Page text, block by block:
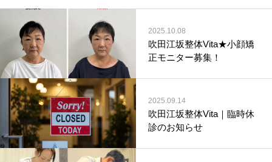
2025.10.08
吹田江坂整体Vita★小顔矯
正モニター募集！
2025.09.14
吹田江坂整体Vita｜臨時休
診のお知らせ